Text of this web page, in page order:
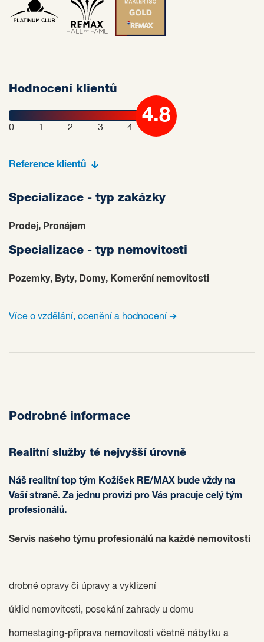
Hodnocení klientů
0 1 2 3 4
4.8
Reference klientů
Specializace - typ zakázky
Prodej, Pronájem
Specializace - typ nemovitosti
Pozemky, Byty, Domy, Komerční nemovitosti
Více o vzdělání, ocenění a hodnocení ➔
Podrobné informace
Realitní služby té nejvyšší úrovně
Náš realitní top tým Kožíšek RE/MAX bude vždy na
Vaší straně. Za jednu provizi pro Vás pracuje celý tým
profesionálů.
Servis našeho týmu profesionálů na každé nemovitosti
drobné opravy či úpravy a vyklizení
úklid nemovitosti, posekání zahrady u domu
homestaging-příprava nemovitosti včetně nábytku a